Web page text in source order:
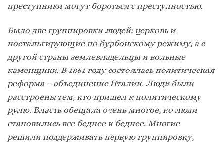
преступники могут бороться с преступностью.
Было две группировки людей: церковь и
ностальгирующие по бурбонскому режиму, а с
другой страны землевладельцы и вольные
каменщики. В 1861 году состоялась политическая
реформа – объединение Италии. Люди были
расстроены тем, кто пришел к политическому
рулю. Власть обещала очень многое, но люди
становились все беднее и беднее. Многие
решили поддерживать первую группировку,